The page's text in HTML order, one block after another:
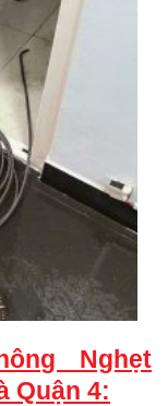
Nghẹt
Quận 4: